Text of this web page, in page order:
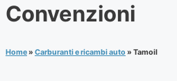
Convenzioni
Home» Carburanti e ricambi auto » Tamoil